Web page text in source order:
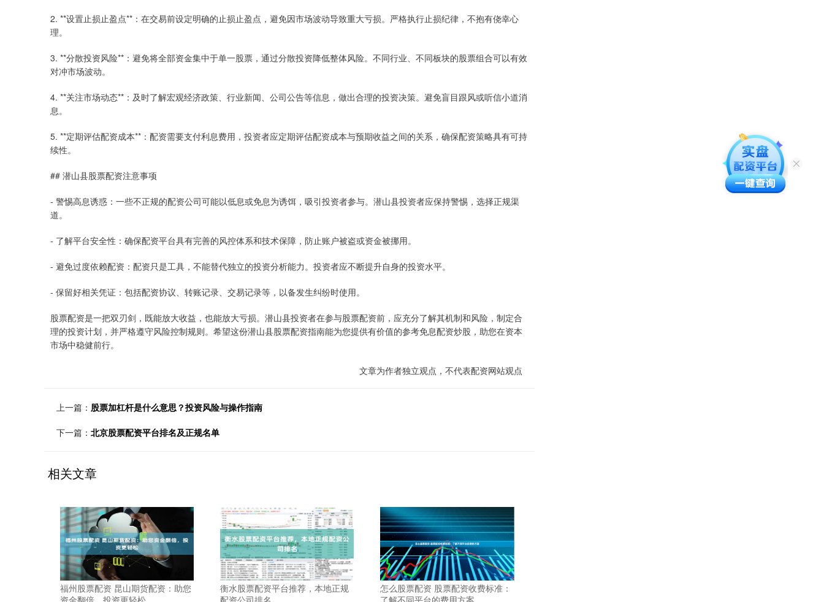
2. **设置止损止盈点**：在交易前设定明确的止损止盈点，避免因市场波动导致重大亏损。严格执行止损纪律，不抱有侥幸心
理。
3. **分散投资风险**：避免将全部资金集中于单一股票，通过分散投资降低整体风险。不同行业、不同板块的股票组合可以有效
对冲市场波动。
4. **关注市场动态**：及时了解宏观经济政策、行业新闻、公司公告等信息，做出合理的投资决策。避免盲目跟风或听信小道消
息。
5. **定期评估配资成本**：配资需要支付利息费用，投资者应定期评估配资成本与预期收益之间的关系，确保配资策略具有可持
续性。
## 潜山县股票配资注意事项
- 警惕高息诱惑：一些不正规的配资公司可能以低息或免息为诱饵，吸引投资者参与。潜山县投资者应保持警惕，选择正规渠
道。
- 了解平台安全性：确保配资平台具有完善的风控体系和技术保障，防止账户被盗或资金被挪用。
- 避免过度依赖配资：配资只是工具，不能替代独立的投资分析能力。投资者应不断提升自身的投资水平。
- 保留好相关凭证：包括配资协议、转账记录、交易记录等，以备发生纠纷时使用。
股票配资是一把双刃剑，既能放大收益，也能放大亏损。潜山县投资者在参与股票配资前，应充分了解其机制和风险，制定合
理的投资计划，并严格遵守风险控制规则。希望这份潜山县股票配资指南能为您提供有价值的参考免息配资炒股，助您在资本
市场中稳健前行。
文章为作者独立观点，不代表配资网站观点
上一篇： 股票加杠杆是什么意思？投资风险与操作指南
下一篇： 北京股票配资平台排名及正规名单
相关文章
福州股票配资 昆山期货配资：助您
衡水股票配资平台推荐，本地正规
怎么股票配资 股票配资收费标准：